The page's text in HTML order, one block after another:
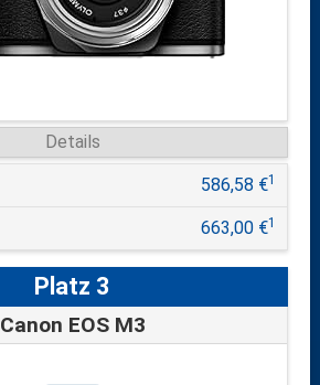
Details
586,58 €1
663,00 €1
Platz 3
Canon EOS M3